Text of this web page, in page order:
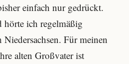
einfach nur gedrückt.
hörte ich regelmäßig
Für meinen
alten Großvater ist